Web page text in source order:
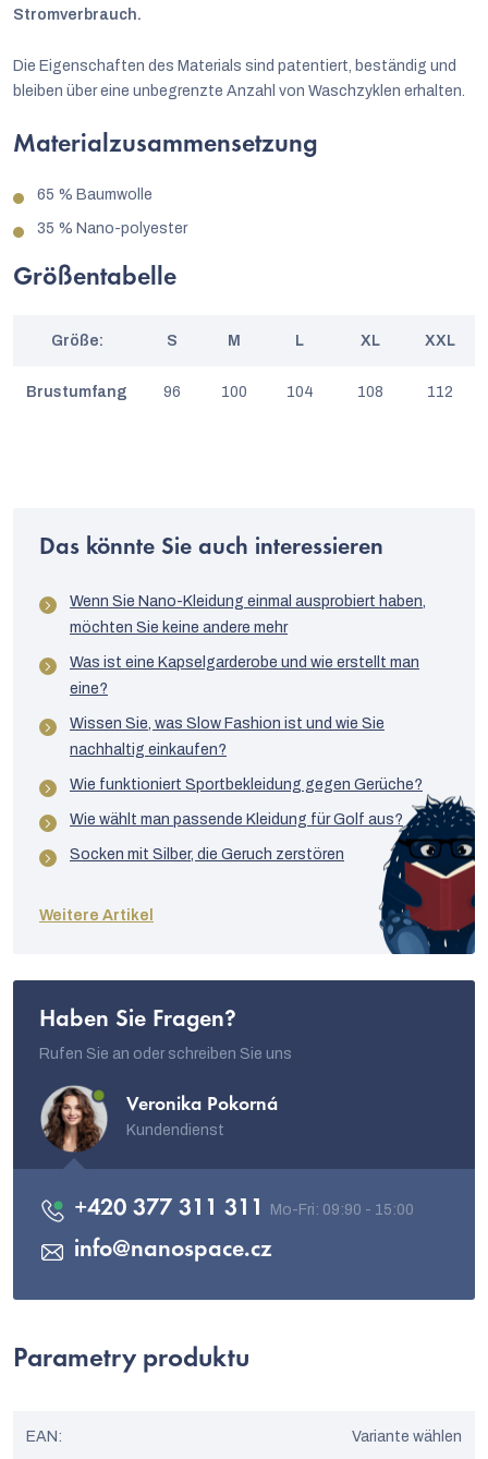
Stromverbrauch.
Die Eigenschaften des Materials sind patentiert, beständig und
bleiben über eine unbegrenzte Anzahl von Waschzyklen erhalten.
Materialzusammensetzung
65 % Baumwolle
35 % Nano-polyester
Größentabelle
Größe: S M L XL XXL
Brustumfang 96 100 104 108 112
Seitenlänge
93,5 94 94,5 95
Das könnte Sie auch interessieren
Wenn Sie Nano-Kleidung einmal ausprobiert haben,
möchten Sie keine andere mehr
Was ist eine Kapselgarderobe und wie erstellt man
eine?
Wissen Sie, was Slow Fashion ist und wie Sie
nachhaltig einkaufen?
Wie funktioniert Sportbekleidung gegen Gerüche?
Wie wählt man passende Kleidung für Golf aus?
Socken mit Silber, die Geruch zerstören
Weitere Artikel
Haben Sie Fragen?
Rufen Sie an oder schreiben Sie uns
Veronika Pokorná
Kundendienst
info@nanospace.cz
+420 377 311 311
Parametry produktu
EAN : Variante wählen